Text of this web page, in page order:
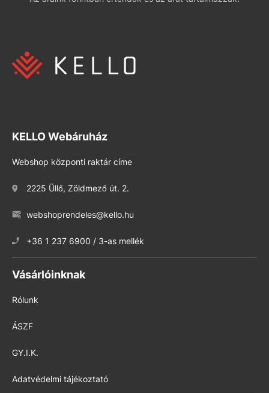
KELLO Webáruház
Webshop központi raktár címe
2225 Üllő, Zöldmező út. 2.
webshoprendeles@kello.hu
+36 1 237 6900 / 3-as mellék
Vásárlóinknak
Rólunk
ÁSZF
GY.I.K.
Adatvédelmi tájékoztató